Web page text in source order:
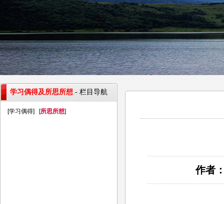
作者
学习偶得及所思所想 - 栏目导航
[学习偶得] [所思所想]